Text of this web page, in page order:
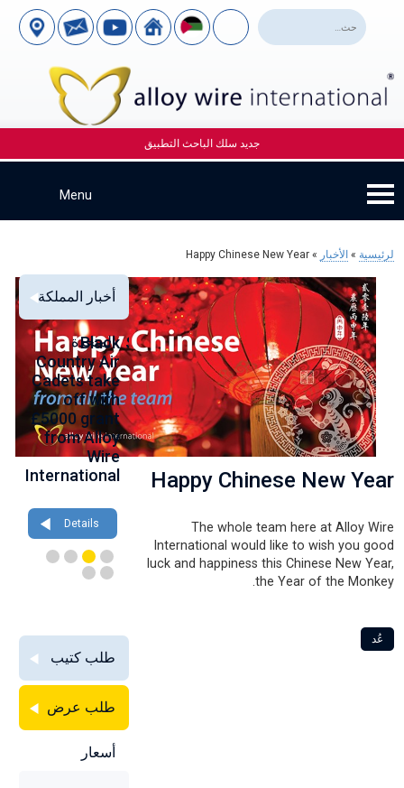
جديد سلك الباحث التطبيق
لرئيسية » الأخبار »
Happy Chinese New Year
Happy Chinese New Year
The whole team here at Alloy Wire
International would like to wish you good
luck and happiness this Chinese New Year,
the Year of the Monkey.
عُد
أخبار المملكة
المتحدة
Alloy Wire
International
to toast its
80th
birthday at
Wire 2026
Details
Strengthening
Global
Aerospace
Connections
at
Farnborough
2026
Black
Country Air
Cadets take
off with
£5000 grant
from Alloy
Wire
International
Details
طلب كتيب
طلب عرض
أسعار